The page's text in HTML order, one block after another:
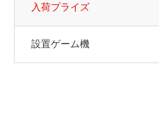
入荷プライズ
設置ゲーム機